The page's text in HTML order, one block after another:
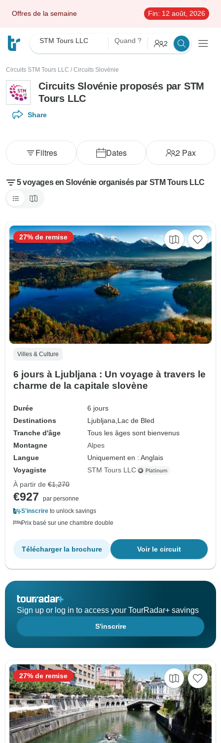
Offres de la semaine Fin: 12 août, 2026
STM Tours LLC Quand ? 2
Circuits STM Tours LLC / Circuits Slovénie
Circuits Slovénie proposés par STM
Tours LLC
Share
Dates 2Pax
Filtres
5 voyages en Slovénie organisés par STM Tours LLC
Villes & Culture
6 jours à Ljubljana : Un voyage à travers le
charme de la capitale slovène
Durée
6 jours
Destinations
Ljubljana, Lac de Bled
Tranche d'âge
Tous les âges sont bienvenus
Montagne
Alpes
Langue
Uniquement en : Anglais
Voyagiste
STM Tours LLC
27% de remise
À partir de €1,270
€927
par personne
S'inscrire to unlock savings
Prix basé sur une chambre double
Voir le circuit
Télécharger la brochure
Sign up or log in to access your TourRadar+ savings
S'inscrire
27% de remise